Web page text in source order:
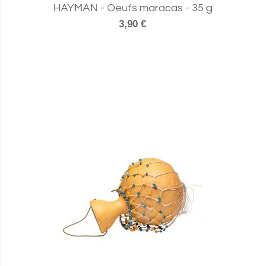
HAYMAN - Oeufs maracas - 35 g
3,90 €